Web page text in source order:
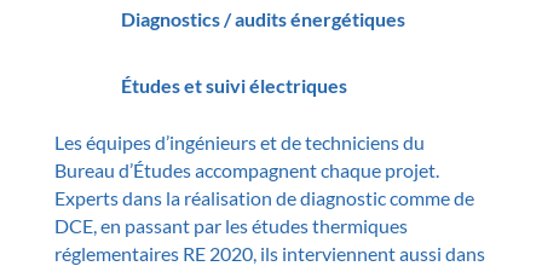
Diagnostics / audits énergétiques
Études et suivi électriques
Les équipes d’ingénieurs et de techniciens du
Bureau d’Études accompagnent chaque projet.
Experts dans la réalisation de diagnostic comme de
DCE, en passant par les études thermiques
réglementaires RE 2020, ils interviennent aussi dans